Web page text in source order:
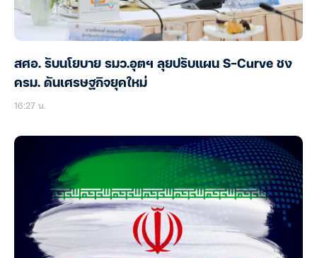
สศอ. รับนโยบาย รมว.อุตฯ ลุยปรับแผน S-Curve ชง
ครม. ดันเศรษฐกิจยุคใหม่
16:27 น.